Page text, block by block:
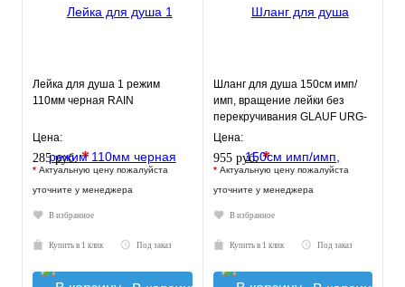
Лейка для душа 1 режим
110мм черная RAIN
Цена:
285 руб.*
* Актуальную цену пожалуйста
уточните у менеджера
В избранное
Купить в 1 клик Под заказ
Шланг для душа 150см имп/
имп, вращение лейки без
перекручивания GLAUF URG-
1312
Цена:
955 руб.*
* Актуальную цену пожалуйста
уточните у менеджера
В избранное
Купить в 1 клик Под заказ